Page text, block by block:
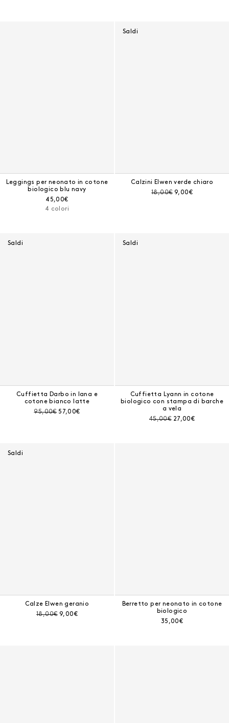
Leggings per neonato in cotone
biologico blu navy
Prezzo corrente:
45,00€
4 colori
Saldi
Calzini Elwen verde chiaro
Prezzo prima dello sconto:
18,00€ Prezzo corrente:
9,00€
Saldi
Cuffietta Darbo in lana e
cotone bianco latte
Prezzo prima dello sconto:
95,00€ Prezzo corrente:
57,00€
Saldi
Cuffietta Lyann in cotone
biologico con stampa di barche
a vela
Prezzo prima dello sconto:
45,00€ Prezzo corrente:
27,00€
Saldi
Calze Elwen geranio
Prezzo prima dello sconto:
18,00€ Prezzo corrente:
9,00€
Berretto per neonato in cotone
biologico
Prezzo corrente:
35,00€